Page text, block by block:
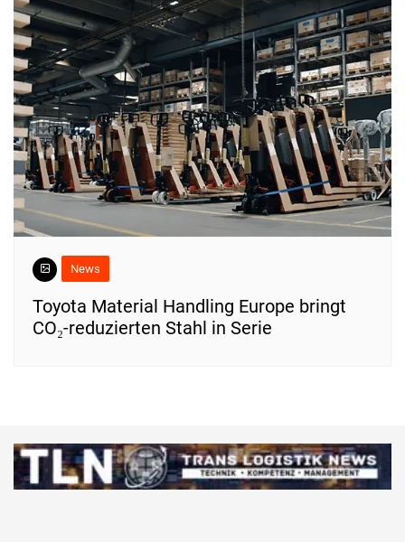
News
Toyota Material Handling Europe bringt
CO₂-reduzierten Stahl in Serie